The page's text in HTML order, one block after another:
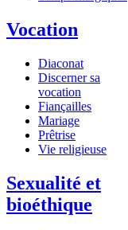
Vocation
Diaconat
Discerner sa
vocation
Fiançailles
Mariage
Prêtrise
Vie religieuse
Sexualité et
bioéthique